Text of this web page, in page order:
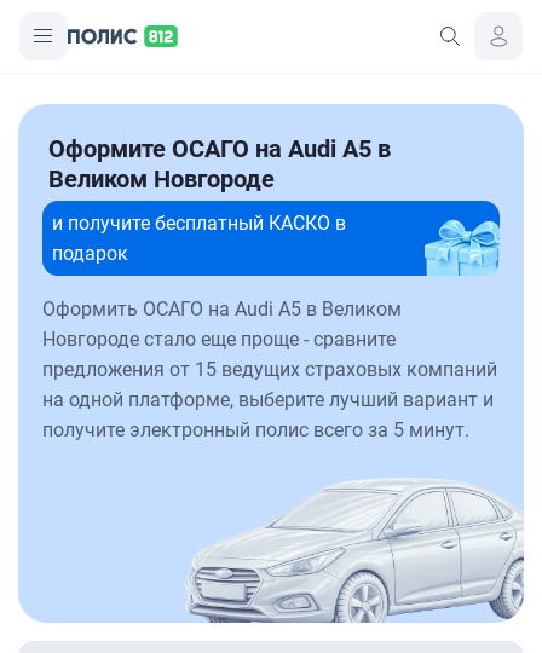
Оформите ОСАГО на Audi A5 в
Великом Новгороде
и получите бесплатный КАСКО в
подарок
Оформить ОСАГО на Audi A5 в Великом
Новгороде стало еще проще - сравните
предложения от 15 ведущих страховых компаний
на одной платформе, выберите лучший вариант и
получите электронный полис всего за 5 минут.